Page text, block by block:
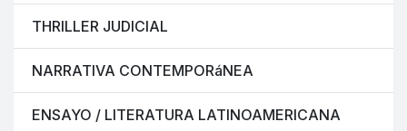
THRILLER JUDICIAL
NARRATIVA CONTEMPORáNEA
ENSAYO / LITERATURA LATINOAMERICANA